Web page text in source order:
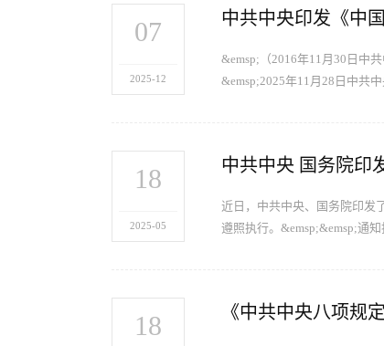
07
2025-12
中共中央印发《中
&emsp;（2016年11月30日中
&emsp;2025年11月28日中共
18
2025-05
中共中央 国务院印
近日，中共中央、国务院印发
遵照执行。&emsp;&emsp;通
18 《中共中央八项规